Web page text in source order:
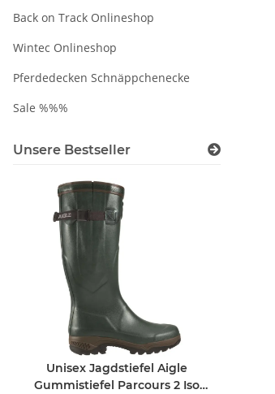
Back on Track Onlineshop
Wintec Onlineshop
Pferdedecken Schnäppchenecke
Sale %%%
Unsere Bestseller
Unisex Jagdstiefel Aigle
Gummistiefel Parcours 2 Iso